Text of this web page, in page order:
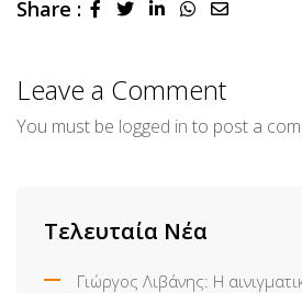
Share : LinkedInWhatsapp
Share
Leave a Comment
You must be logged in to post a
Τελευταία Νέα
Γιώργος Λιβάνης: Η